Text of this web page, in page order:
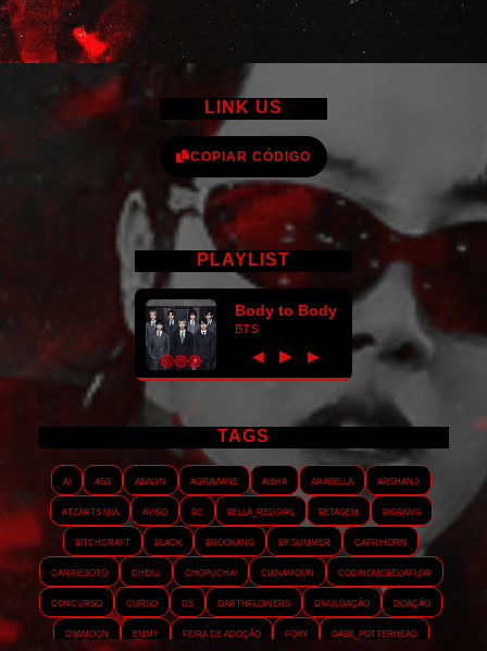
LINK US
COPIAR CÓDIGO
PLAYLIST
Body to Body
BTS
◀ ► ▶
TAGS
AI ASS Abalyn Agraviane Aisha Arabella
Arshanji
Atzarts Mia
Aviso BC Bella_RedGirl Betagem
Bigbang
Bitchcraft
Black Brookang By.summer
Caprihorn
Carriesoto
Cheill Chopuchai Cianamoon
Codinomebeijaflor
Concurso
Curso DS Darthflowers Divulgação
Doação
Dyamoon
Emmy Feira de adoção Foxy Gabe_Potterhead